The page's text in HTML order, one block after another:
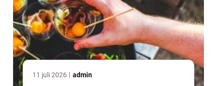
11 juli 2026 admin